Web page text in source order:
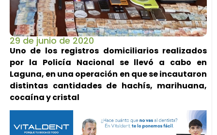
29 de junio de 2020
Uno de los registros domiciliarios realizados
por la Policía Nacional se llevó a cabo en
Laguna, en una operación en que se incautaron
distintas cantidades de hachís, marihuana,
cocaína y cristal